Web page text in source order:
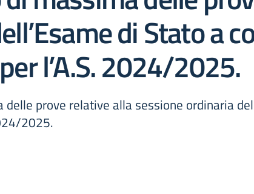
di Stato a
l’A.S. 2024/2025.
delle prove relative alla sessione ordinaria
2025.